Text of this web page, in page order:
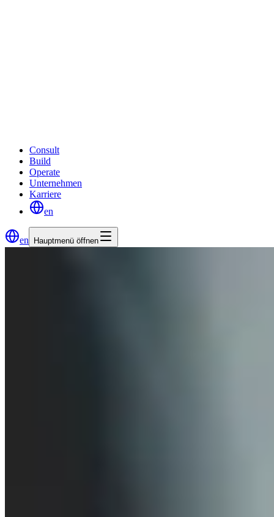
Consult
Build
Operate
Unternehmen
Karriere
en
en Hauptmenü öffnen